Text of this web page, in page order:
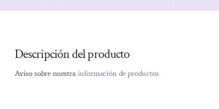
Descripción del producto
Aviso sobre nuestrainformación de productos